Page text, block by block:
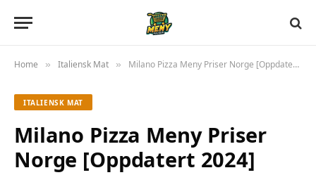
Home » Italiensk Mat » Milano Pizza Meny Priser Norge [Oppdatert 2024]
ITALIENSK MAT
Milano Pizza Meny Priser
Norge [Oppdatert 2024]